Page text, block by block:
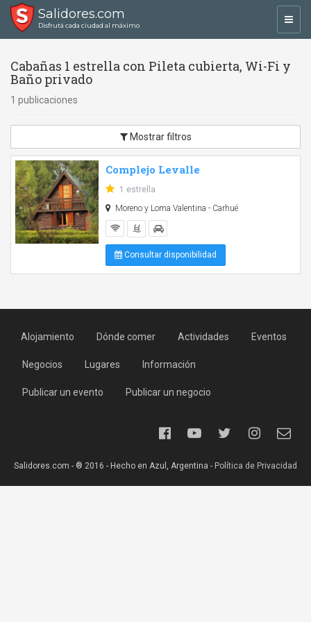
Salidores.com
Disfrutá cada ciudad al máximo
Cabañas 1 estrella con Pileta cubierta, Wi-Fi y
Baño privado
1 publicaciones
Mostrar filtros
Complejo Levalle
1 estrella
Moreno y Loma Valentina - Carhué
Consultar disponibilidad
Alojamiento Dónde comer Actividades Eventos
Negocios Lugares Información
Publicar un evento Publicar un negocio
Salidores.com - ® 2016 - Hecho en Azul, Argentina - Política de Privacidad